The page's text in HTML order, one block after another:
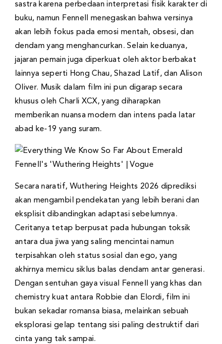
sastra karena perbedaan interpretasi fisik karakter di
buku, namun Fennell menegaskan bahwa versinya
akan lebih fokus pada emosi mentah, obsesi, dan
dendam yang menghancurkan. Selain keduanya,
jajaran pemain juga diperkuat oleh aktor berbakat
lainnya seperti Hong Chau, Shazad Latif, dan Alison
Oliver. Musik dalam film ini pun digarap secara
khusus oleh Charli XCX, yang diharapkan
memberikan nuansa modern dan intens pada latar
abad ke-19 yang suram.
Secara naratif, Wuthering Heights 2026 diprediksi
akan mengambil pendekatan yang lebih berani dan
eksplisit dibandingkan adaptasi sebelumnya.
Ceritanya tetap berpusat pada hubungan toksik
antara dua jiwa yang saling mencintai namun
terpisahkan oleh status sosial dan ego, yang
akhirnya memicu siklus balas dendam antar generasi.
Dengan sentuhan gaya visual Fennell yang khas dan
chemistry kuat antara Robbie dan Elordi, film ini
bukan sekadar romansa biasa, melainkan sebuah
eksplorasi gelap tentang sisi paling destruktif dari
cinta yang tak sampai.